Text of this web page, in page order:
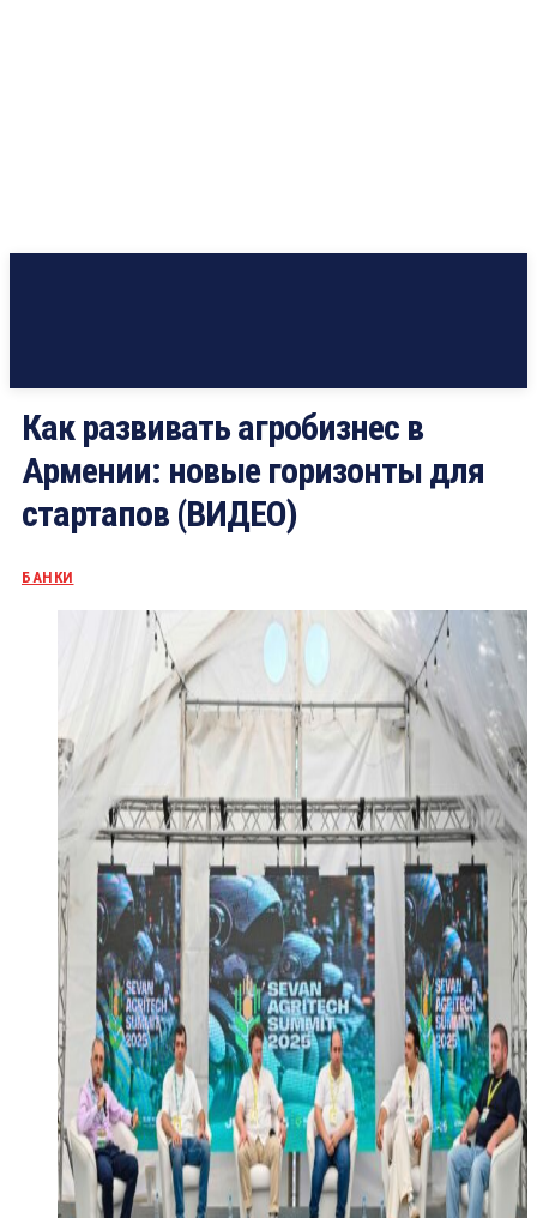
Как развивать агробизнес в
Армении: новые горизонты для
стартапов (ВИДЕО)
БАНКИ